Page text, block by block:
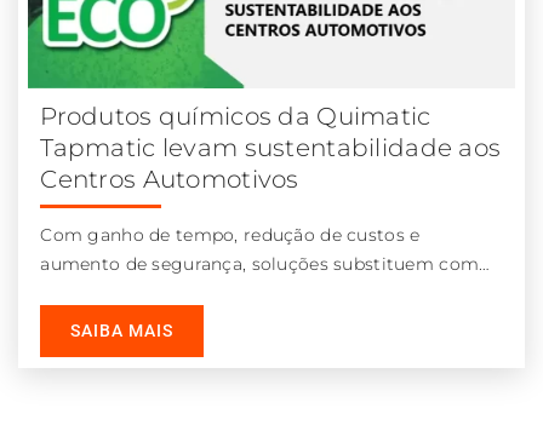
Produtos químicos da Quimatic
Tapmatic levam sustentabilidade aos
Centros Automotivos
Com ganho de tempo, redução de custos e
aumento de segurança, soluções substituem com
SAIBA MAIS